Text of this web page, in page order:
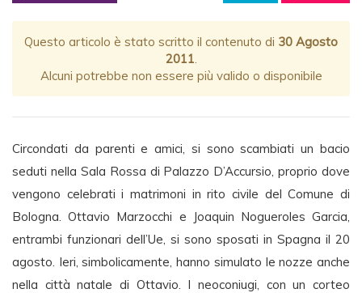
Questo articolo è stato scritto il contenuto di 30 Agosto
2011.
Alcuni potrebbe non essere più valido o disponibile
Circondati da parenti e amici, si sono scambiati un bacio
seduti nella Sala Rossa di Palazzo D’Accursio, proprio dove
vengono celebrati i matrimoni in rito civile del Comune di
Bologna. Ottavio Marzocchi e Joaquin Nogueroles Garcia,
entrambi funzionari dell’Ue, si sono sposati in Spagna il 20
agosto. Ieri, simbolicamente, hanno simulato le nozze anche
nella città natale di Ottavio. I neoconiugi, con un corteo